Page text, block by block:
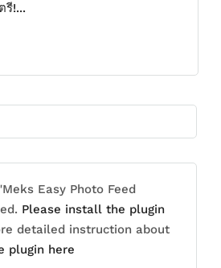
รี!...
Easy Photo Feed
Please install the plugin
detailed instruction about
plugin here